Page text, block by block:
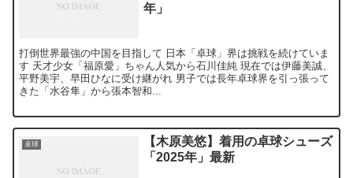
年」
打倒世界最強の中国を目指して 日本「卓球」界は挑戦を続けていま
す 天才少女「福原愛」ちゃん人気から石川佳純 現在では伊藤美誠、
平野美宇、早田ひなに受け継がれ 男子では長年卓球界を引っ張って
きた「水谷隼」から張本智和...
卓球
【木原美悠】着用の卓球シューズ
「2025年」最新